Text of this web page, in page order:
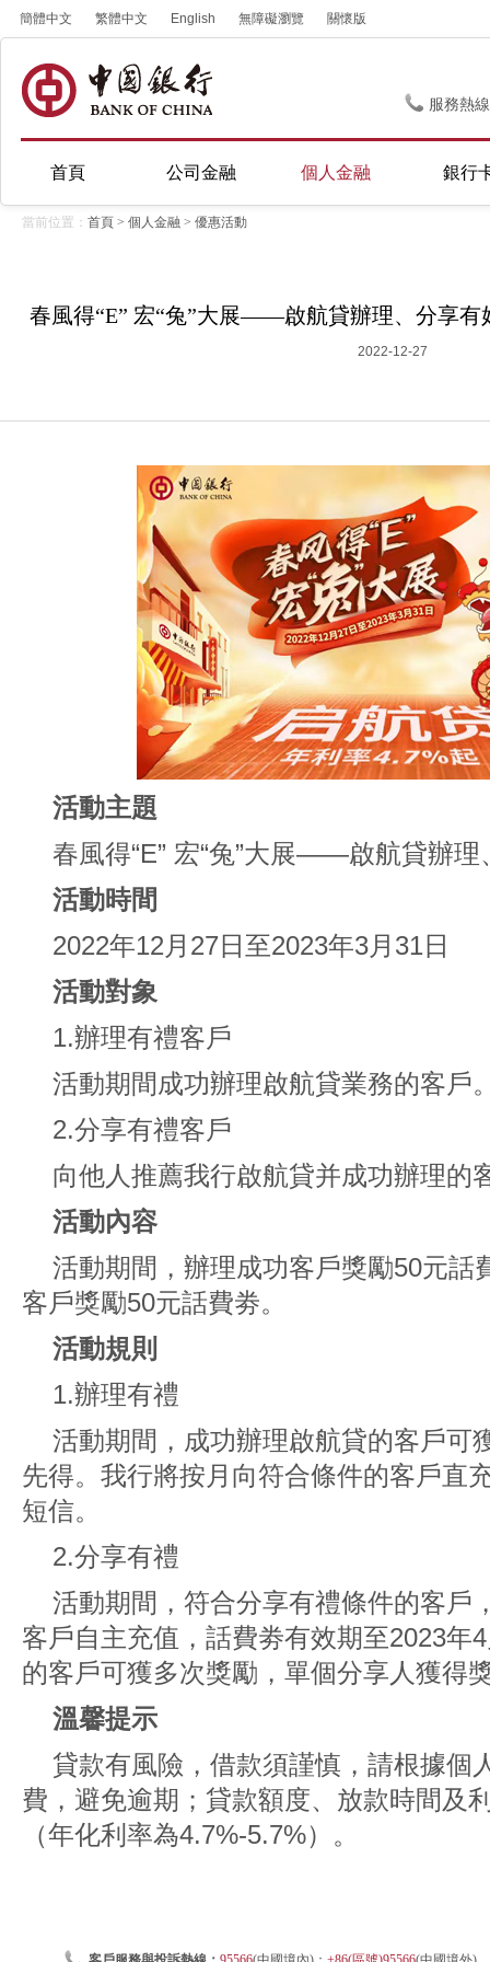
簡體中文 繁體中文 English 無障礙瀏覽 關懷版
服務熱
首頁 公司金融 個人金融 銀行
當前位置： 首頁 > 個人金融 > 優惠活動
春風得“E” 宏“兔”大展——啟航貸辦理、分享有
2022-12-27
活動主題
春風得“E” 宏“兔”大展——啟航貸辦理
活動時間
2022年12月27日至2023年3月31日
活動對象
1.辦理有禮客戶
活動期間成功辦理啟航貸業務的客戶
2.分享有禮客戶
向他人推薦我行啟航貸并成功辦理的
活動內容
活動期間，辦理成功客戶獎勵50元話
客戶獎勵50元話費劵。
活動規則
1.辦理有禮
活動期間，成功辦理啟航貸的客戶可
先得。我行將按月向符合條件的客戶直
短信。
2.分享有禮
活動期間，符合分享有禮條件的客戶
客戶自主充值，話費劵有效期至2023年
的客戶可獲多次獎勵，單個分享人獲得
溫馨提示
貸款有風險，借款須謹慎，請根據個
費，避免逾期；貸款額度、放款時間及
（年化利率為4.7%-5.7%）。